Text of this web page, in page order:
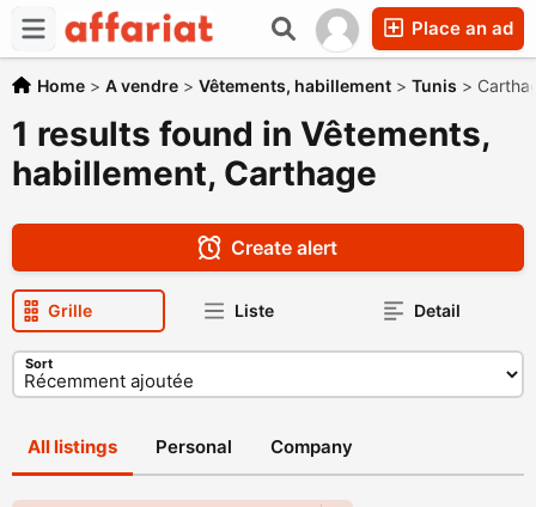
Place an ad
Home > A vendre > Vêtements, habillement > Tunis >
1 results found in Vêtements,
habillement, Carthage
Create alert
Grille Liste Detail
Sort
All listings Personal Company